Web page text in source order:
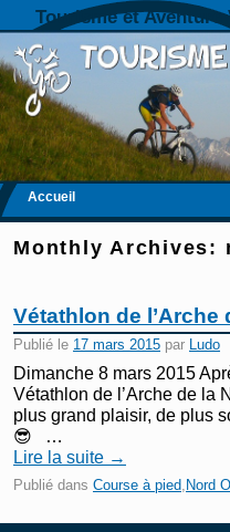
Tourisme et Aventure
Accueil
Skip to primary content
Aller au contenu secondaire
Monthly Archives:
Vétathlon de l’Arche
Publié le 17 mars 2015 par Ludo
Dimanche 8 mars 2015
Vétathlon de l’Arche de la
plus grand plaisir, de plus
😎 …
Lire la suite →
Publié dans Course à pied Nord